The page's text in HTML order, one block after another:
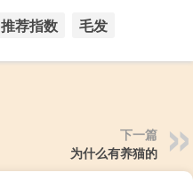
推荐指数 毛发
下一篇
为什么有养猫的